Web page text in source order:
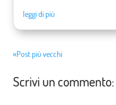
leggi di più
«Post più vecchi
Scrivi un commento: